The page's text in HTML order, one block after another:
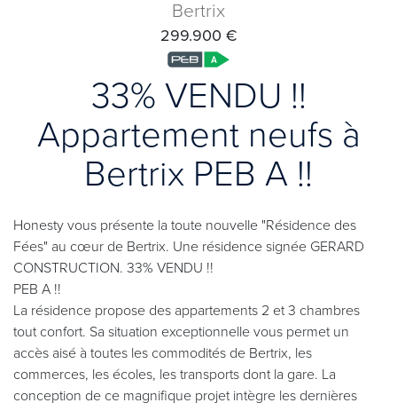
Bertrix
299.900 €
33% VENDU !!
Appartement neufs à
Bertrix PEB A !!
Honesty vous présente la toute nouvelle "Résidence des
Fées" au cœur de Bertrix. Une résidence signée GERARD
CONSTRUCTION. 33% VENDU !!
PEB A !!
La résidence propose des appartements 2 et 3 chambres
tout confort. Sa situation exceptionnelle vous permet un
accès aisé à toutes les commodités de Bertrix, les
commerces, les écoles, les transports dont la gare. La
conception de ce magnifique projet intègre les dernières